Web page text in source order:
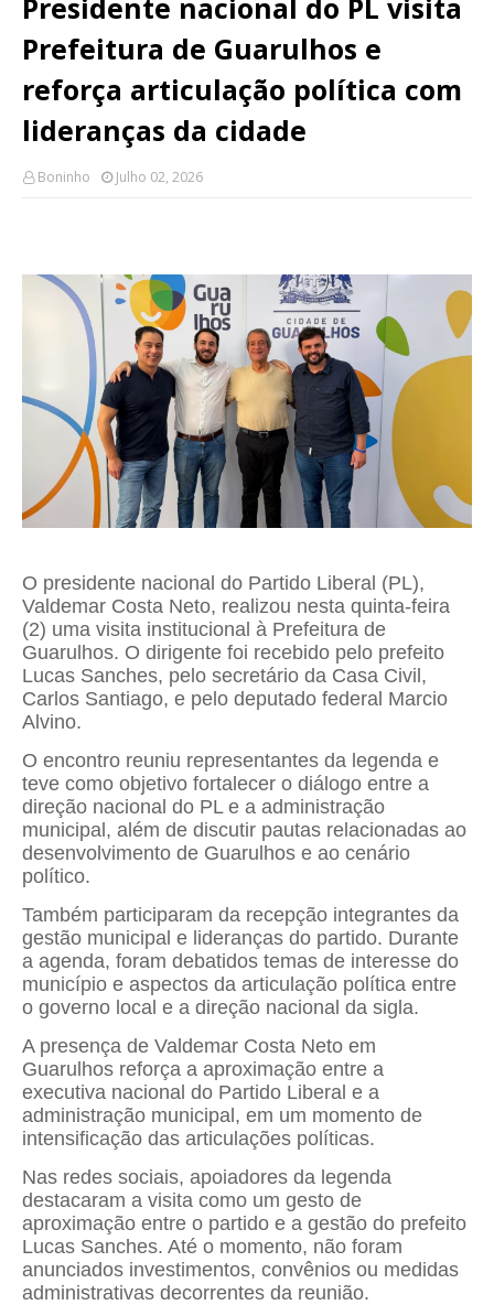
Presidente nacional do PL visita
Prefeitura de Guarulhos e
reforça articulação política com
lideranças da cidade
Boninho Julho 02, 2026
O presidente nacional do Partido Liberal (PL),
Valdemar Costa Neto, realizou nesta quinta-feira
(2) uma visita institucional à Prefeitura de
Guarulhos. O dirigente foi recebido pelo prefeito
Lucas Sanches, pelo secretário da Casa Civil,
Carlos Santiago, e pelo deputado federal Marcio
Alvino.
O encontro reuniu representantes da legenda e
teve como objetivo fortalecer o diálogo entre a
direção nacional do PL e a administração
municipal, além de discutir pautas relacionadas ao
desenvolvimento de Guarulhos e ao cenário
político.
Também participaram da recepção integrantes da
gestão municipal e lideranças do partido. Durante
a agenda, foram debatidos temas de interesse do
município e aspectos da articulação política entre
o governo local e a direção nacional da sigla.
A presença de Valdemar Costa Neto em
Guarulhos reforça a aproximação entre a
executiva nacional do Partido Liberal e a
administração municipal, em um momento de
intensificação das articulações políticas.
Nas redes sociais, apoiadores da legenda
destacaram a visita como um gesto de
aproximação entre o partido e a gestão do prefeito
Lucas Sanches. Até o momento, não foram
anunciados investimentos, convênios ou medidas
administrativas decorrentes da reunião.